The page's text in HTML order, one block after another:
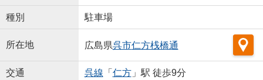
種別 駐車場
所在地 広島県呉市仁方桟橋通
交通 呉線 「 仁方」駅 徒歩9分